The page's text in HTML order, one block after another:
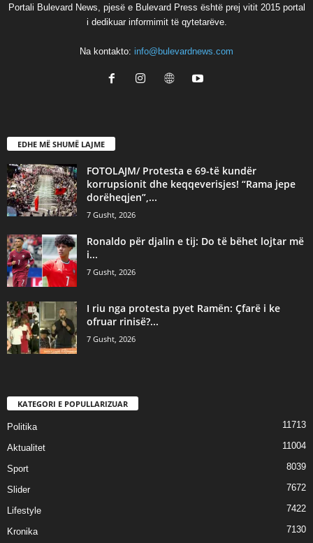
Portali Bulevard News, pjesë e Bulevard Press është prej vitit 2015 portal
i dedikuar informimit të qytetarëve.
Na kontakto: info@bulevardnews.com
EDHE MË SHUMË LAJME
FOTOLAJM/ Protesta e 69-të kundër
korrupsionit dhe keqqeverisjes! “Rama jepe
dorëheqjen”,...
7 Gusht, 2026
Ronaldo për djalin e tij: Do të bëhet lojtar më
i...
7 Gusht, 2026
I riu nga protesta pyet Ramën: Çfarë i ke
ofruar rinisë?...
7 Gusht, 2026
KATEGORI E POPULLARIZUAR
Politika 11713
Aktualitet 11004
Sport 8039
Slider 7672
Lifestyle 7422
Kronika 7130